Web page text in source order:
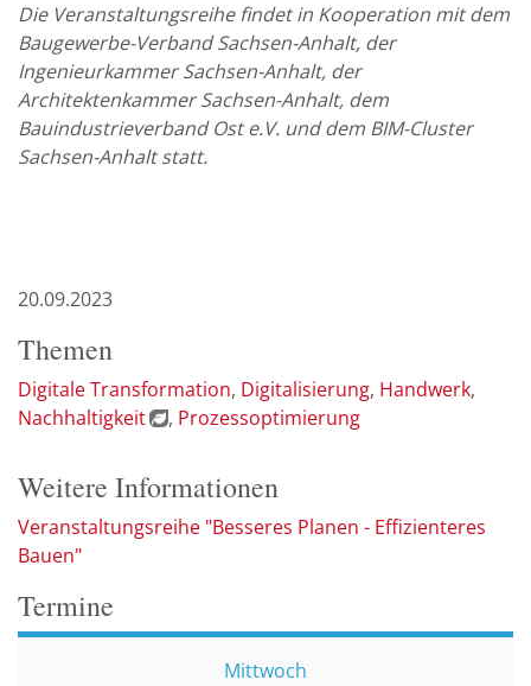
Die Veranstaltungsreihe findet in Kooperation mit dem
Baugewerbe-Verband Sachsen-Anhalt, der
Ingenieurkammer Sachsen-Anhalt, der
Architektenkammer Sachsen-Anhalt, dem
Bauindustrieverband Ost e.V. und dem BIM-Cluster
Sachsen-Anhalt statt.
20.09.2023
Themen
Digitale Transformation Digitalisierung Handwerk
Nachhaltigkeit
Prozessoptimierung
Termine
Mittwoch
Weitere Informationen
Veranstaltungsreihe "Besseres Planen - Effizienteres
Bauen"